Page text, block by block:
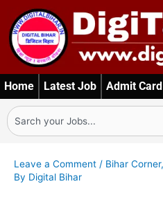
content
Home Latest Job Admit Card
Search
Leave a Comment / Bihar Corner,
By Digital Bihar